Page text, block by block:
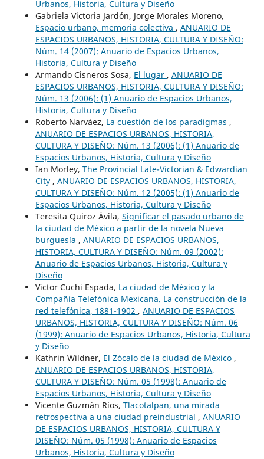
Urbanos, Historia, Cultura y Diseño
Gabriela Victoria Jardón, Jorge Morales Moreno,
Espacio urbano, memoria colectiva , ANUARIO DE
ESPACIOS URBANOS, HISTORIA, CULTURA Y DISEÑO:
Núm. 14 (2007): Anuario de Espacios Urbanos,
Historia, Cultura y Diseño
Armando Cisneros Sosa, El lugar , ANUARIO DE
ESPACIOS URBANOS, HISTORIA, CULTURA Y DISEÑO:
Núm. 13 (2006): (1) Anuario de Espacios Urbanos,
Historia, Cultura y Diseño
Roberto Narváez, La cuestión de los paradigmas ,
ANUARIO DE ESPACIOS URBANOS, HISTORIA,
CULTURA Y DISEÑO: Núm. 13 (2006): (1) Anuario de
Espacios Urbanos, Historia, Cultura y Diseño
Ian Morley, The Provincial Late-Victorian & Edwardian
City , ANUARIO DE ESPACIOS URBANOS, HISTORIA,
CULTURA Y DISEÑO: Núm. 12 (2005): (1) Anuario de
Espacios Urbanos, Historia, Cultura y Diseño
Teresita Quiroz Ávila, Significar el pasado urbano de
la ciudad de México a partir de la novela Nueva
burguesía , ANUARIO DE ESPACIOS URBANOS,
HISTORIA, CULTURA Y DISEÑO: Núm. 09 (2002):
Anuario de Espacios Urbanos, Historia, Cultura y
Diseño
Victor Cuchi Espada, La ciudad de México y la
Compañía Telefónica Mexicana. La construcción de la
red telefónica, 1881-1902 , ANUARIO DE ESPACIOS
URBANOS, HISTORIA, CULTURA Y DISEÑO: Núm. 06
(1999): Anuario de Espacios Urbanos, Historia, Cultura
y Diseño
Kathrin Wildner, El Zócalo de la ciudad de México ,
ANUARIO DE ESPACIOS URBANOS, HISTORIA,
CULTURA Y DISEÑO: Núm. 05 (1998): Anuario de
Espacios Urbanos, Historia, Cultura y Diseño
Vicente Guzmán Ríos, Tlacotalpan, una mirada
retrospectiva a una ciudad preindustrial , ANUARIO
DE ESPACIOS URBANOS, HISTORIA, CULTURA Y
DISEÑO: Núm. 05 (1998): Anuario de Espacios
Urbanos, Historia, Cultura y Diseño